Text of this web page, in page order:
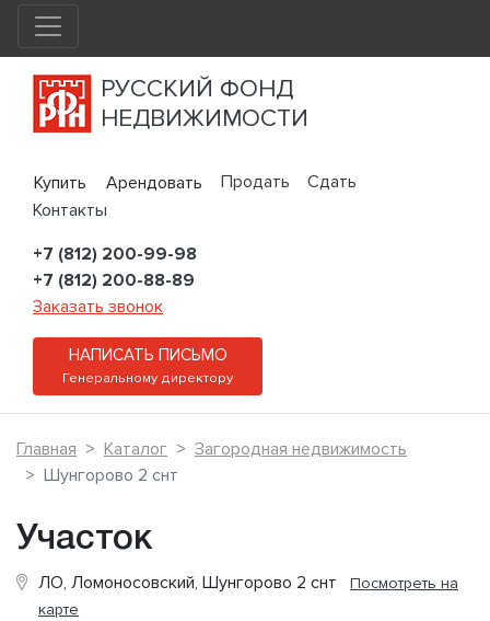
РУССКИЙ ФОНД
НЕДВИЖИМОСТИ
Купить Арендовать Продать
Сдать
Контакты
+7 (812) 200-99-98
+7 (812) 200-88-89
Заказать звонок
НАПИСАТЬ ПИСЬМО
Генеральному директору
Главная Каталог
Загородная недвижимость
Шунгорово 2 снт
Участок
ЛО, Ломоносовский, Шунгорово 2 снт Посмотреть на
карте